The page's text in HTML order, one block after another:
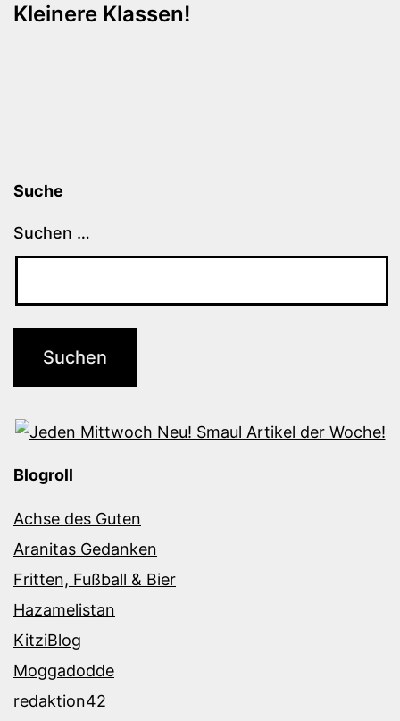
Kleinere Klassen!
Suche
Suchen …
Blogroll
Achse des Guten
Aranitas Gedanken
Fritten, Fußball & Bier
Hazamelistan
KitziBlog
Moggadodde
redaktion42